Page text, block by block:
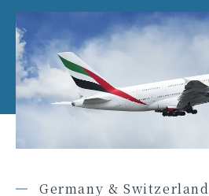
Germany & Switzerland